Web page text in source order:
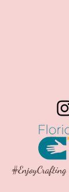
#EnjoyCrafting